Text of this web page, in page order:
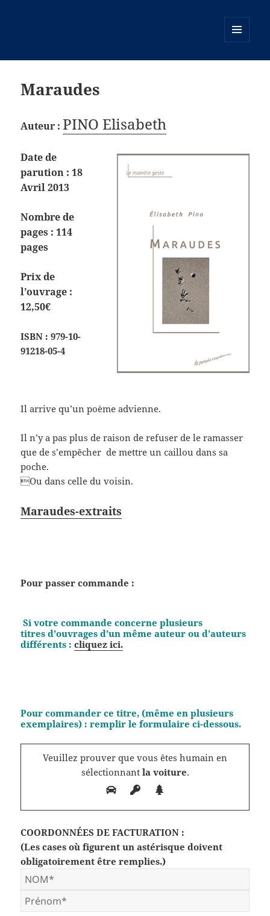
Maraudes
Auteur : PINO Elisabeth
Date de
parution : 18
Avril 2013
Nombre de
pages : 114
pages
Prix de
l’ouvrage :
12,50€
ISBN : 979-10-
91218-05-4
Il arrive qu’un poème advienne.
Il n’y a pas plus de raison de refuser de le ramasser
que de s’empêcher de mettre un caillou dans sa
poche.
Ou dans celle du voisin.
Maraudes-extraits
Pour passer commande :
Si votre commande concerne plusieurs
titres d’ouvrages d’un même auteur ou d’auteurs
différents : cliquez ici.
Pour commander ce titre, (même en plusieurs
exemplaires) : remplir le formulaire ci-dessous.
Veuillez prouver que vous êtes humain en
sélectionnantla voiture.
COORDONNÉES DE FACTURATION :
(Les cases où figurent un astérisque doivent
obligatoirement être remplies.)